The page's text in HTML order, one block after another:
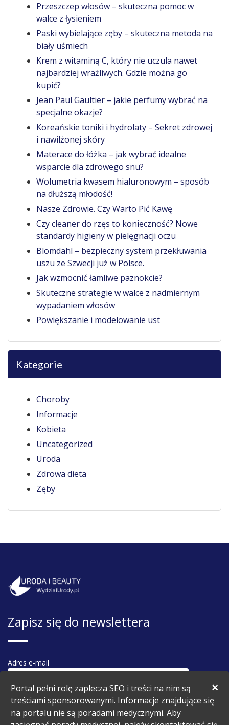
×
Portal pełni rolę zaplecza SEO i treści na nim są
treściami sponsorowanymi. Informacje znajdujące się
na portalu nie są poradami medycznymi. Aby
Przeszczep włosów – skuteczna pomoc w
walce z łysieniem
Paski wybielające zęby – skuteczna metoda na
biały uśmiech
Krem z witaminą C, który nie uczula nawet
najbardziej wrażliwych. Gdzie można go
kupić?
Jean Paul Gaultier – jakie perfumy wybrać na
specjalne okazje?
Koreańskie toniki i hydrolaty – Sekret zdrowej
i nawilżonej skóry
Materace do łóżka – jak wybrać idealne
wsparcie dla zdrowego snu?
Wolumetria kwasem hialuronowym – sposób
na dłuższą młodość!
Nasze Zdrowie. Czy Warto Pić Kawę
Czy cleaner do rzęs to konieczność? Nowe
standardy higieny w pielęgnacji oczu
Blomdahl – bezpieczny system przekłuwania
uszu ze Szwecji już w Polsce.
Jak wzmocnić łamliwe paznokcie?
Skuteczne strategie w walce z nadmiernym
wypadaniem włosów
Powiększanie i modelowanie ust
Kategorie
Choroby
Informacje
Kobieta
Uncategorized
Uroda
Zdrowa dieta
Zęby
Zapisz się do newslettera
Adres e-mail